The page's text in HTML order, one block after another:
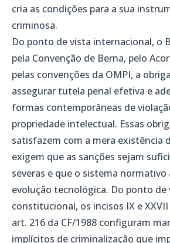
cria as condições para a sua
criminosa.
Do ponto de vista internacional, o
pela Convenção de Berna, pelo
pelas convenções da OMPI, a
assegurar tutela penal efetiva e
formas contemporâneas de
propriedade intelectual. Essas
satisfazem com a mera existência
exigem que as sanções sejam
severas e que o sistema normativo
evolução tecnológica. Do ponto de
constitucional, os incisos IX e XXVII
art. 216 da CF/1988 configuram
implícitos de criminalização que